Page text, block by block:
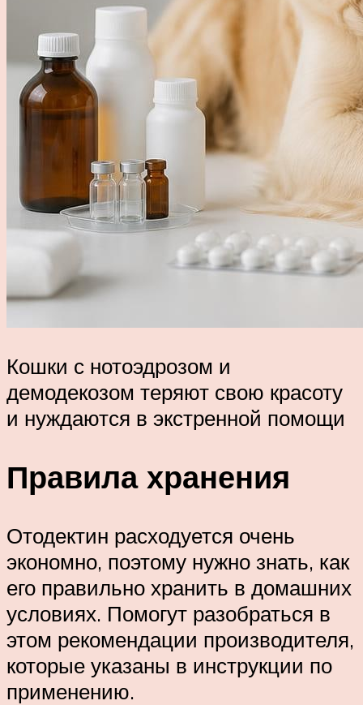
Кошки с нотоэдрозом и
демодекозом теряют свою красоту
и нуждаются в экстренной помощи
Правила хранения
Отодектин расходуется очень
экономно, поэтому нужно знать, как
его правильно хранить в домашних
условиях. Помогут разобраться в
этом рекомендации производителя,
которые указаны в инструкции по
применению.